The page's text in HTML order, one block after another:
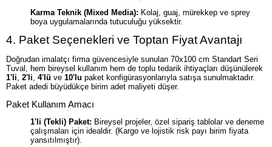
Karma Teknik (Mixed Media): Kolaj, guaj, mürekkep ve sprey
boya uygulamalarında tutuculuğu yüksektir.
4. Paket Seçenekleri ve Toptan Fiyat Avantajı
Doğrudan imalatçı firma güvencesiyle sunulan 70x100 cm Standart Seri
Tuval, hem bireysel kullanım hem de toplu tedarik ihtiyaçları düşünülerek
1'li, 2'li, 4'lü ve 10'lu paket konfigürasyonlarıyla satışa sunulmaktadır.
Paket adedi büyüdükçe birim adet maliyeti düşer.
Paket Kullanım Amacı
1'li (Tekli) Paket: Bireysel projeler, özel sipariş tablolar ve deneme
çalışmaları için idealdir. (Kargo ve lojistik risk payı birim fiyata
yansıtılmıştır).